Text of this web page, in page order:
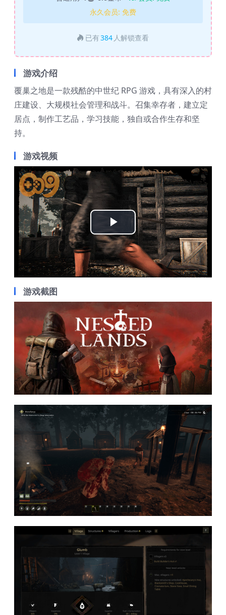
永久会员: 免费
已有384 人解锁查看
游戏介绍
覆巢之地是一款残酷的中世纪 RPG 游戏，具有深入的村
庄建设、大规模社会管理和战斗。召集幸存者，建立定
居点，制作工艺品，学习技能，独自或合作生存和坚
持。
游戏视频
Play
Video
游戏截图